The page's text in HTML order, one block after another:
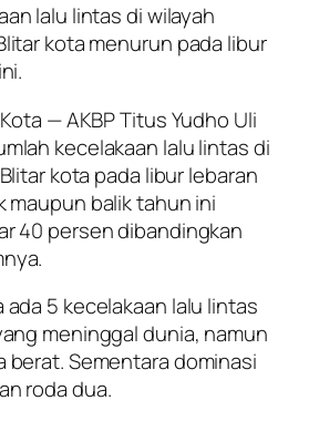
lalu lintas di wilayah
kota menurun pada libur
— AKBP Titus Yudho Uli
kecelakaan lalu lintas di
kota pada libur lebaran
maupun balik tahun ini
40 persen dibandingkan
5 kecelakaan lalu lintas
meninggal dunia, namun
berat. Sementara dominasi
roda dua.